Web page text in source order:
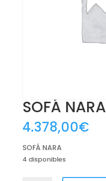
SOFÁ NARA
4.378,00€
SOFÁ NARA
4 disponibles